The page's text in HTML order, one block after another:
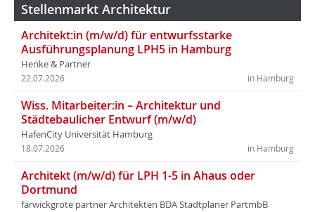
Stellenmarkt Architektur
Architekt:in (m/w/d) für entwurfsstarke
Ausführungsplanung LPH5 in Hamburg
Henke & Partner
in Hamburg
22.07.2026
Wiss. Mitarbeiter:in – Architektur und
Städtebaulicher Entwurf (m/w/d)
HafenCity Universität Hamburg
in Hamburg
18.07.2026
Architekt (m/w/d) für LPH 1-5 in Ahaus oder
Dortmund
farwickgrote partner Architekten BDA Stadtplaner PartmbB